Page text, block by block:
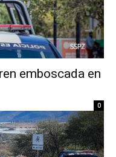
emboscada en
0